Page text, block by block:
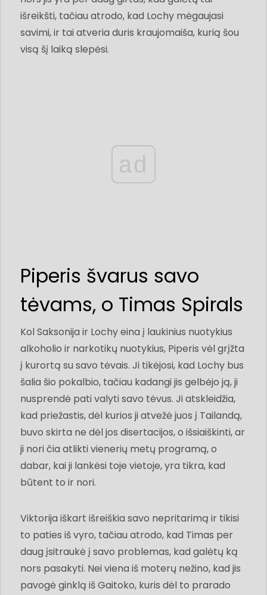
išreikšti, tačiau atrodo, kad Lochy mėgaujasi
savimi, ir tai atveria duris kraujomaiša, kurią šou
visą šį laiką slepėsi.
ad
Piperis švarus savo
tėvams, o Timas Spirals
Kol Saksonija ir Lochy eina į laukinius nuotykius
alkoholio ir narkotikų nuotykius, Piperis vėl grįžta
į kurortą su savo tėvais. Ji tikėjosi, kad Lochy bus
šalia šio pokalbio, tačiau kadangi jis gelbėjo ją, ji
nusprendė pati valyti savo tėvus. Ji atskleidžia,
kad priežastis, dėl kurios ji atvežė juos į Tailandą,
buvo skirta ne dėl jos disertacijos, o išsiaiškinti, ar
ji nori čia atlikti vienerių metų programą, o
dabar, kai ji lankėsi toje vietoje, yra tikra, kad
būtent to ir nori.
Viktorija iškart išreiškia savo nepritarimą ir tikisi
to paties iš vyro, tačiau atrodo, kad Timas per
daug įsitraukė į savo problemas, kad galėtų ką
nors pasakyti. Nei viena iš moterų nežino, kad jis
pavogė ginklą iš Gaitoko, kuris dėl to prarado